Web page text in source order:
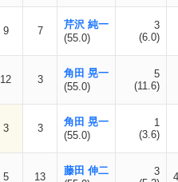
9 7
芹沢 純一
(55.0)
3
(6.0)
12 3
角田 晃一
(55.0)
5
(11.6)
3 3
角田 晃一
(55.0)
1
(3.6)
5 13
藤田 伸二
3